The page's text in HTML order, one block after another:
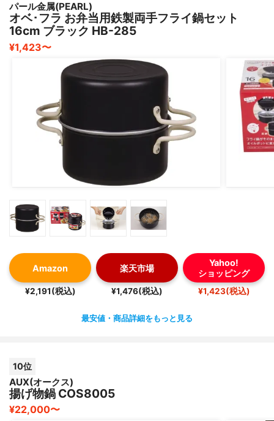
パール金属(PEARL)
オベ･フラ お弁当用鉄製両手フライ鍋セット
16cm ブラック HB-285
¥1,423〜
Amazon
¥2,191(税込)
楽天市場
¥1,476(税込)
Yahoo!
ショッピング
¥1,423(税込)
最安値・商品詳細をもっと見る
10位
AUX(オークス)
揚げ物鍋 COS8005
¥22,000〜